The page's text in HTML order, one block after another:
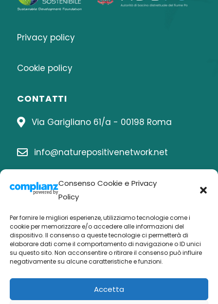
Consenso Cookie e Privacy
Policy
Per fornire le migliori esperienze, utilizziamo tecnologie come i
cookie per memorizzare e/o accedere alle informazioni del
dispositivo. Il consenso a queste tecnologie ci permetterà di
elaborare dati come il comportamento di navigazione o ID unici
su questo sito. Non acconsentire o ritirare il consenso può influire
negativamente su alcune caratteristiche e funzioni.
Accetta
Privacy policy
Cookie policy
CONTATTI
Via Garigliano 61/a - 00198 Roma
info@naturepositivenetwork.net
06 8414815
Chi siamo
Economia nature positive
Biodiversità Po